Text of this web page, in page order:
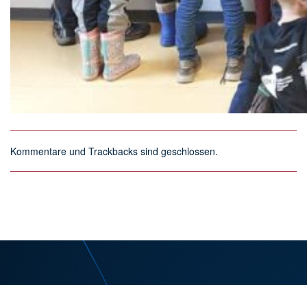
Kommentare und Trackbacks sind geschlossen.